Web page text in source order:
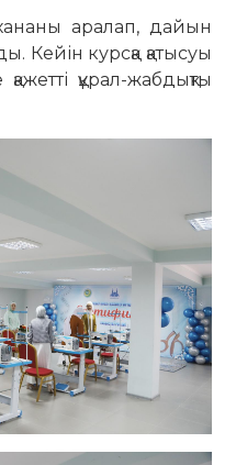
аралап, дайын
Кейін курсқа қатысуы
құрал-жабдықты